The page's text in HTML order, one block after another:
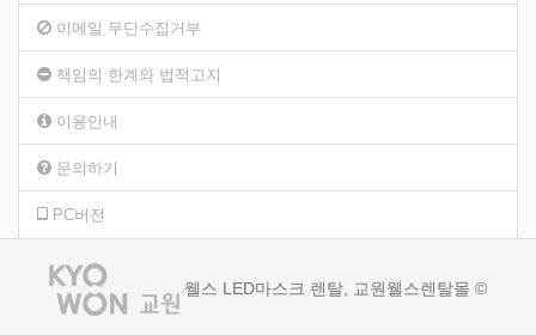
이메일 무단수집거부
책임의 한계와 법적고지
이용안내
문의하기
PC버전
웰스 LED마스크 렌탈, 교원웰스렌탈몰 ©